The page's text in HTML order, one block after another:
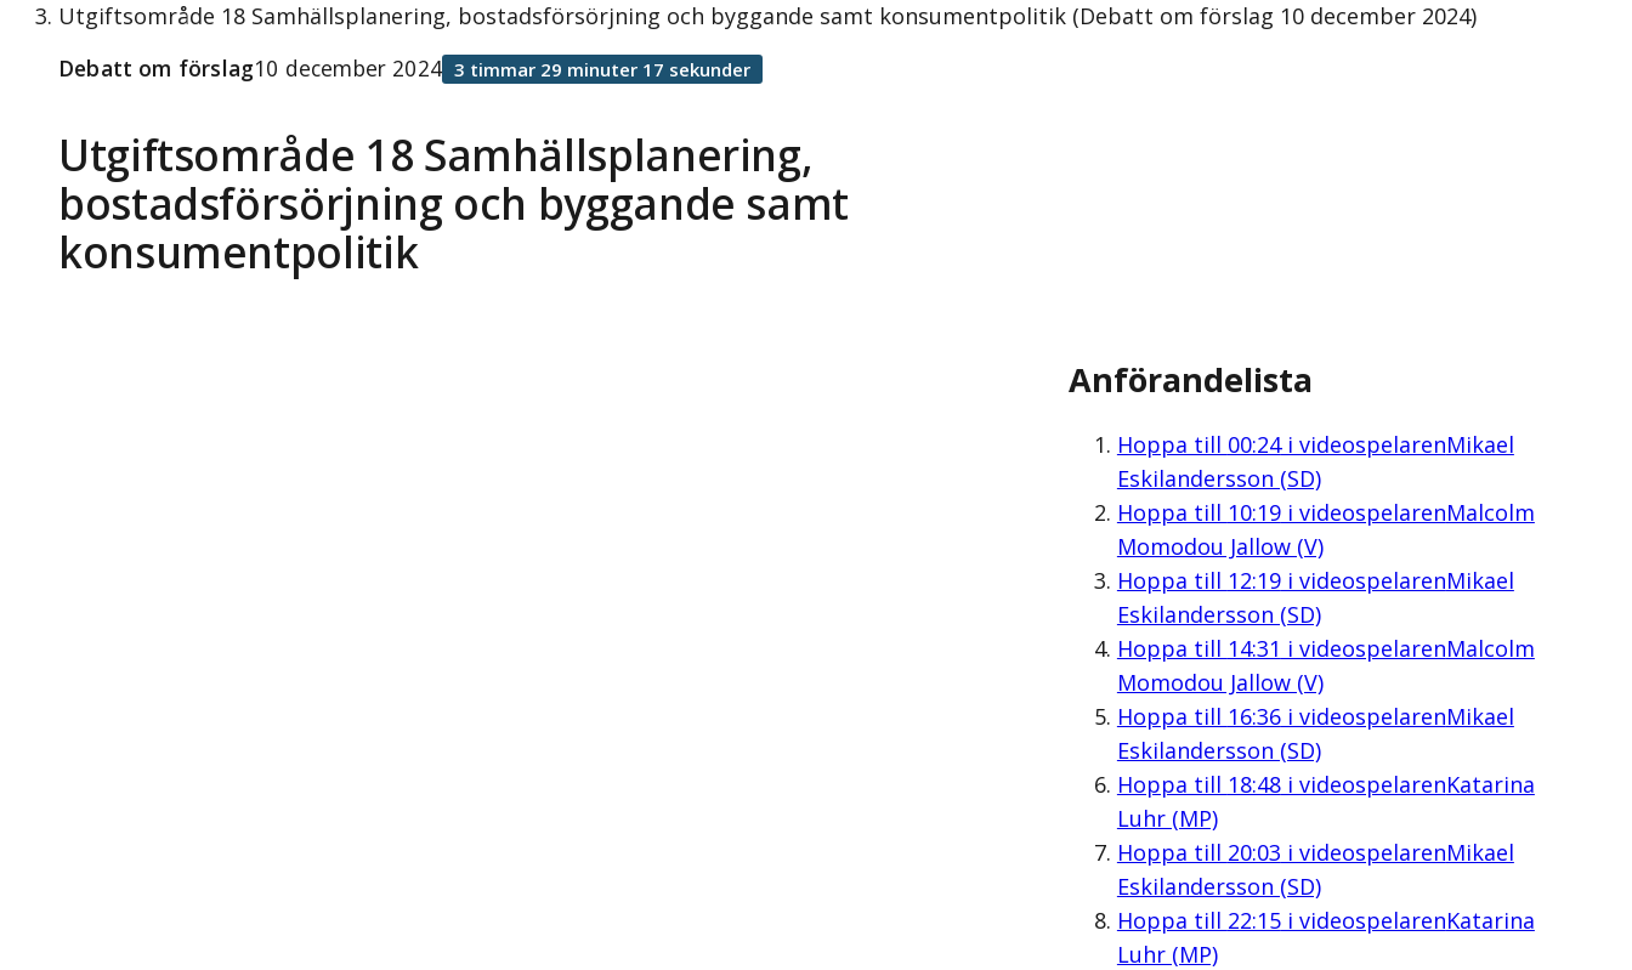
Utgiftsområde 18 Samhällsplanering, bostadsförsörjning och byggande samt konsumentpolitik (Debatt om förslag 10 december 2024)
Utgiftsområde 18 Samhällsplanering,
bostadsförsörjning och byggande samt
konsumentpolitik
Debatt om förslag10 december 2024 3 timmar 29 minuter 17 sekunder
Anförandelista
Hoppa till 00:24i videospelarenMikael
Eskilandersson (SD)
Hoppa till 10:19i videospelarenMalcolm
Momodou Jallow (V)
Hoppa till 12:19i videospelarenMikael
Eskilandersson (SD)
Hoppa till 14:31 i videospelarenMalcolm
Momodou Jallow (V)
Hoppa till 16:36i videospelarenMikael
Eskilandersson (SD)
Hoppa till 18:48i videospelarenKatarina
Luhr (MP)
Hoppa till 20:03 i videospelarenMikael
Eskilandersson (SD)
Hoppa till 22:15i videospelarenKatarina
Luhr (MP)